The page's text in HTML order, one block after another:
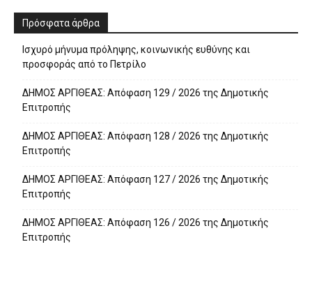
Πρόσφατα άρθρα
Ισχυρό μήνυμα πρόληψης, κοινωνικής ευθύνης και
προσφοράς από το Πετρίλο
ΔΗΜΟΣ ΑΡΓΙΘΕΑΣ: Απόφαση 129 / 2026 της Δημοτικής
Επιτροπής
ΔΗΜΟΣ ΑΡΓΙΘΕΑΣ: Απόφαση 128 / 2026 της Δημοτικής
Επιτροπής
ΔΗΜΟΣ ΑΡΓΙΘΕΑΣ: Απόφαση 127 / 2026 της Δημοτικής
Επιτροπής
ΔΗΜΟΣ ΑΡΓΙΘΕΑΣ: Απόφαση 126 / 2026 της Δημοτικής
Επιτροπής